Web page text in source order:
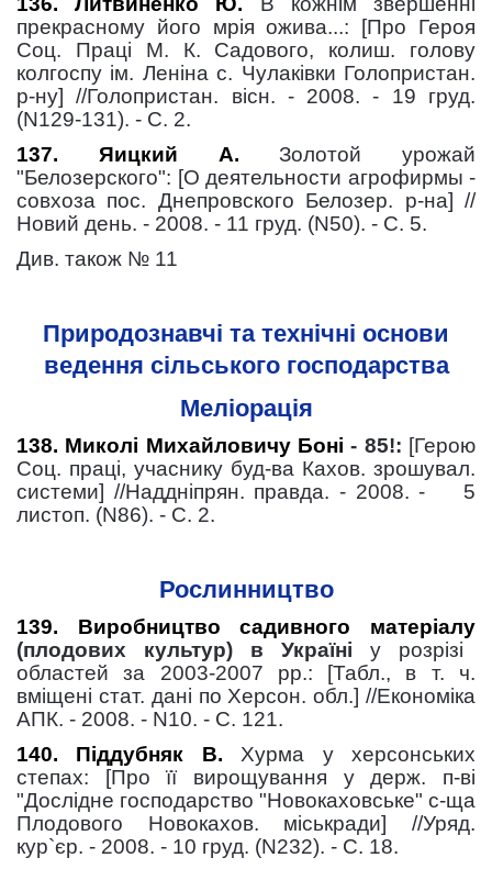
прекрасному його мрія ожива...: [Про Героя
Соц. Праці М. К. Садового, колиш. голову
колгоспу ім. Леніна с. Чулаківки Голопристан.
р-ну] //Голопристан. вісн. - 2008. - 19 груд.
(N129-131). - С. 2.
137. Яицкий А.Золотой урожай
"Белозерского": [О деятельности агрофирмы -
совхоза пос. Днепровского Белозер. р-на] //
Новий день. - 2008. - 11 груд. (N50). - С. 5.
Див. також № 11
Природознавчі та технічні основи
ведення сільського господарства
Меліорація
138. Миколі Михайловичу Боні - 85!: [Герою
Соц. праці, учаснику буд-ва Кахов. зрошувал.
системи] //Наддніпрян. правда. - 2008. -
5
листоп. (N86). - С. 2.
Рослинництво
139. Виробництво садивного матеріалу
(плодових культур) в Україні у розрізі
областей за 2003-2007 рр.: [Табл., в т. ч.
вміщені стат. дані по Херсон. обл.] //Економіка
АПК. - 2008. - N10. - С. 121.
140. Піддубняк В. Хурма у херсонських
степах: [Про її вирощування у держ. п-ві
"Дослідне господарство "Новокаховське" с-ща
Плодового Новокахов. міськради] //Уряд.
кур`єр. - 2008. - 10 груд. (N232). - С. 18.